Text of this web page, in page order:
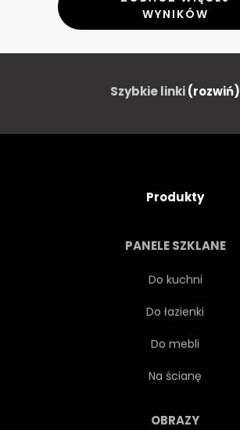
WYNIKÓW
Szybkie linki(rozwiń)
Produkty
PANELE SZKLANE
Do kuchni
Do łazienki
Do mebli
Na ścianę
OBRAZY